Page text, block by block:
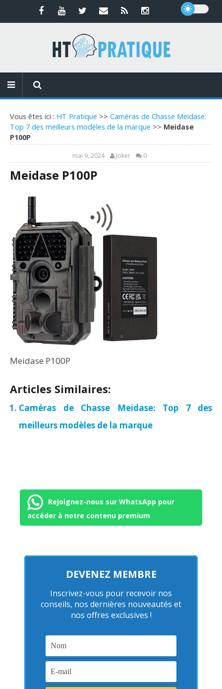
Vous êtes ici : HT Pratique >> Caméras de Chasse Meidase:
Top 7 des meilleurs modèles de la marque >> Meidase
P100P
mai 9, 2024 Joker 0
Meidase P100P
Meidase P100P
Articles Similaires:
Caméras de Chasse Meidase: Top 7 des
meilleurs modèles de la marque
Rejoignez-nous sur WhatsApp pour
accéder à notre contenu premium
DEVENEZ MEMBRE
Inscrivez-vous pour recevoir nos
conseils, nos dernières nouveautés et
nos offres exclusives !